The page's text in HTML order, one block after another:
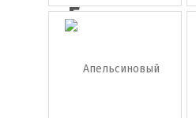
Бургер с